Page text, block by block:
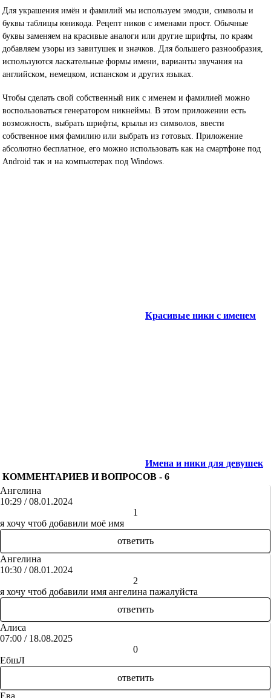
Для украшения имён и фамилий мы используем эмодзи, символы и
буквы таблицы юникода. Рецепт ников с именами прост. Обычные
буквы заменяем на красивые аналоги или другие шрифты, по краям
добавляем узоры из завитушек и значков. Для большего разнообразия,
используются ласкательные формы имени, варианты звучания на
английском, немецком, испанском и других языках.
Чтобы сделать свой собственный ник с именем и фамилией можно
воспользоваться генератором никнеймы. В этом приложении есть
возможность, выбрать шрифты, крылья из символов, ввести
собственное имя фамилию или выбрать из готовых. Приложение
абсолютно бесплатное, его можно использовать как на смартфоне под
Android так и на компьютерах под Windows.
Красивые ники c именем
Имена и ники для девушек
КОММЕНТАРИЕВ И ВОПРОСОВ -6
Ангелина
10:29 / 08.01.2024
1
я хочу чтоб добавили моё имя
ответить
Ангелина
10:30 / 08.01.2024
2
я хочу чтоб добавили имя ангелина пажалуйста
ответить
Алиса
07:00 / 18.08.2025
0
ЕбшЛ
ответить
Ева